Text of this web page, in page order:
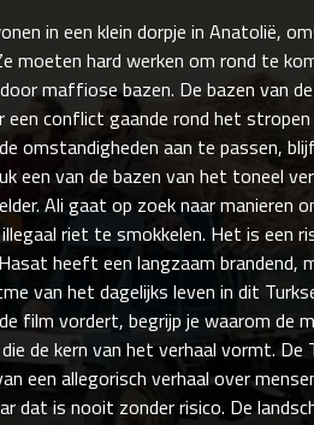
in een klein dorpje in Anatolië,
moeten hard werken om rond te
maffiose bazen. De bazen van
een conflict gaande rond het
omstandigheden aan te passen,
een van de bazen van het toneel
Ali gaat op zoek naar manieren
riet te smokkelen. Het is een
heeft een langzaam brandend,
van het dagelijks leven in dit
film vordert, begrijp je waarom de
de kern van het verhaal vormt.
een allegorisch verhaal over
dat is nooit zonder risico. De